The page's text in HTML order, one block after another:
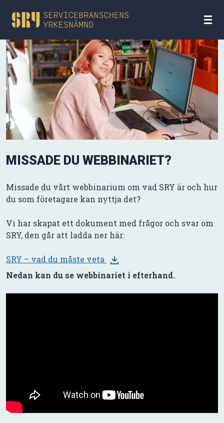
MISSADE DU WEBBINARIET?
Missade du vårt webbinarium om vad SRY är och hur
du som företagare kan nyttja det?
Vi har skapat ett dokument med frågor och svar om
SRY, den går att ladda ner här:
SRY – vad du måste veta
Nedan kan du se webbinariet i efterhand.